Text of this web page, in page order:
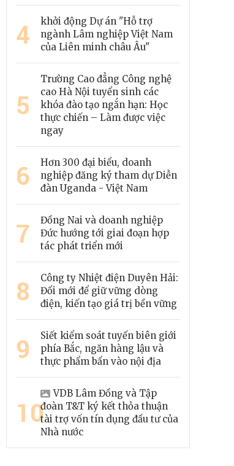
4
khởi động Dự án "Hỗ trợ
ngành Lâm nghiệp Việt Nam
của Liên minh châu Âu"
5
Trường Cao đẳng Công nghệ
cao Hà Nội tuyển sinh các
khóa đào tạo ngắn hạn: Học
thực chiến – Làm được việc
ngay
6
Hơn 300 đại biểu, doanh
nghiệp đăng ký tham dự Diễn
đàn Uganda - Việt Nam
7
Đồng Nai và doanh nghiệp
Đức hướng tới giai đoạn hợp
tác phát triển mới
8
Công ty Nhiệt điện Duyên Hải:
Đổi mới để giữ vững dòng
điện, kiến tạo giá trị bền vững
9
Siết kiểm soát tuyến biên giới
phía Bắc, ngăn hàng lậu và
thực phẩm bẩn vào nội địa
10
VDB Lâm Đồng và Tập
đoàn T&T ký kết thỏa thuận
tài trợ vốn tín dụng đầu tư của
Nhà nước